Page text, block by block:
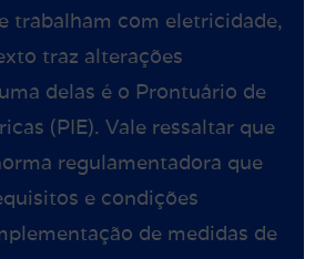
trabalham com eletricidade,
traz alterações
delas é o Prontuário de
(PIE). Vale ressaltar que
regulamentadora que
e condições
de medidas de